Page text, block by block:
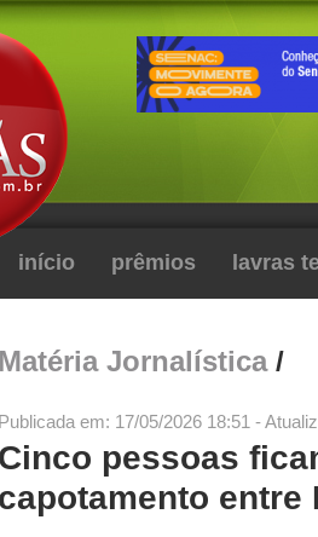
início prêmios lavras
Matéria Jornalística/
Publicada em: 17/05/2026 18:51 -
Cinco pessoas
capotamento entre